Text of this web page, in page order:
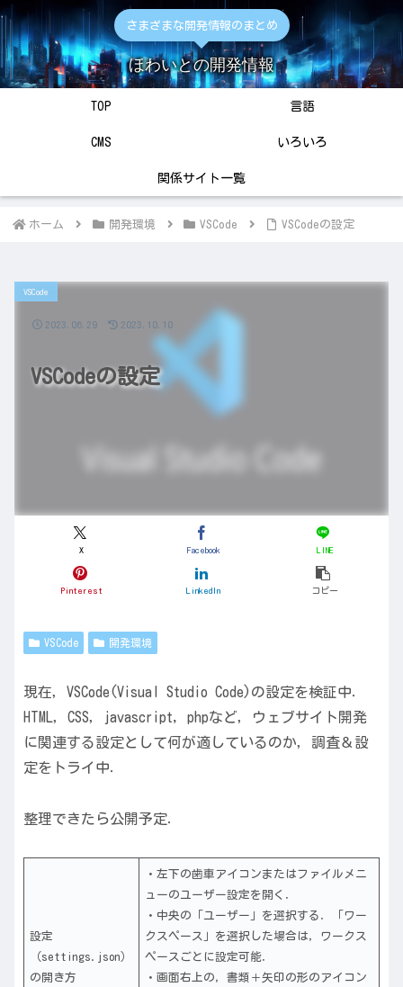
さまざまな開発情報のまとめ
ほわいとの開発情報
TOP 言語
CMS いろいろ
関係サイト一覧
ホーム 開発環境 VSCode VSCodeの設定
VSCodeの設定
VSCode
X Facebook LINE
Pinterest LinkedIn コピー
2023.06.29 2023.10.10
VSCode 開発環境
現在，VSCode(Visual Studio Code)の設定を検証中．
HTML，CSS，javascript, phpなど，ウェブサイト開発
に関連する設定として何が適しているのか，調査＆設
定をトライ中．
整理できたら公開予定．
設定
（settings.json）
の開き方
・左下の歯車アイコンまたはファイルメニ
ューのユーザー設定を開く．
・中央の「ユーザー」を選択する．「ワー
クスペース」を選択した場合は，ワークス
ペースごとに設定可能．
・画面右上の，書類＋矢印の形のアイコン